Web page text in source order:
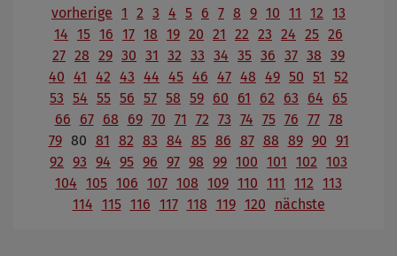
vorherige 1 2 3 4 5 6 7 8 9 10 11 12 13
14 15 16 17 18 19 20 21 22 23 24 25 26
27 28 29 30 31 32 33 34 35 36 37 38 39
40 41 42 43 44 45 46 47 48 49 50 51
52
53 54 55 56 57 58 59 60 61 62 63 64
65
66
67 68 69 70 71 72 73 74 75 76 77 78
79
80 81 82 83 84 85 86 87 88 89 90 91
92 93 94 95 96 97 98 99 100 101 102 103
104 105 106 107 108 109 110 111 112 113
114 115 116 117 118 119 120 nächste